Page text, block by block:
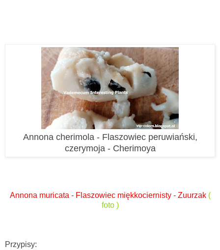
Annona cherimola - Flaszowiec peruwiański,
czerymoja - Cherimoya
Annona muricata - Flaszowiec miękkociernisty - Zuurzak (
foto )
Przypisy: